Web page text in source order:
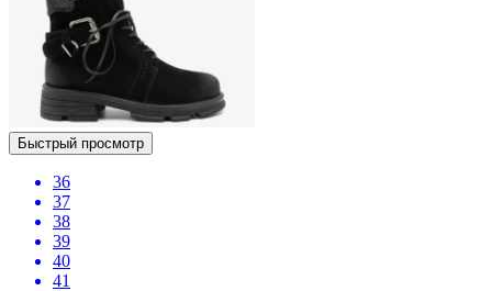
Быстрый просмотр
36
37
38
39
40
41